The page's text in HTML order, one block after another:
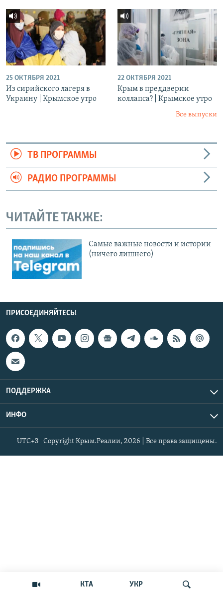
КТА УКР
25 ОКТЯБРЯ 2021
Из сирийского лагеря в
Украину | Крымское утро
22 ОКТЯБРЯ 2021
Крым в преддверии
коллапса? | Крымское утро
Все выпуски
ТВ ПРОГРАММЫ
РАДИО ПРОГРАММЫ
ЧИТАЙТЕ ТАКЖЕ:
Cамые важные новости и истории
(ничего лишнего)
ПРИСОЕДИНЯЙТЕСЬ!
ПОДДЕРЖКА
ИНФО
Copyright Крым.Реалии, 2026 | Все права защищены.
UTC+3